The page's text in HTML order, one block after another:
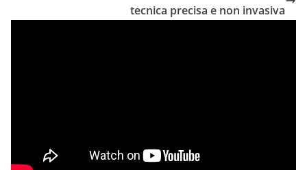
tecnica precisa e non invasiva